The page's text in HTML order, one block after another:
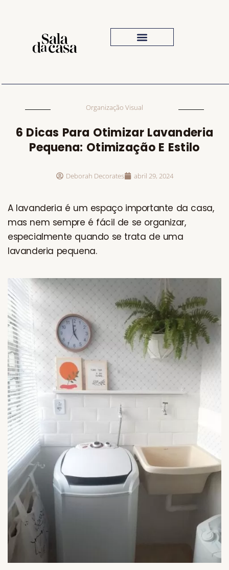
Organização Visual
6 Dicas Para Otimizar Lavanderia
Pequena: Otimização E Estilo
Deborah Decorates abril 29, 2024
A lavanderia é um espaço importante da casa,
mas nem sempre é fácil de se organizar,
especialmente quando se trata de uma
lavanderia pequena.